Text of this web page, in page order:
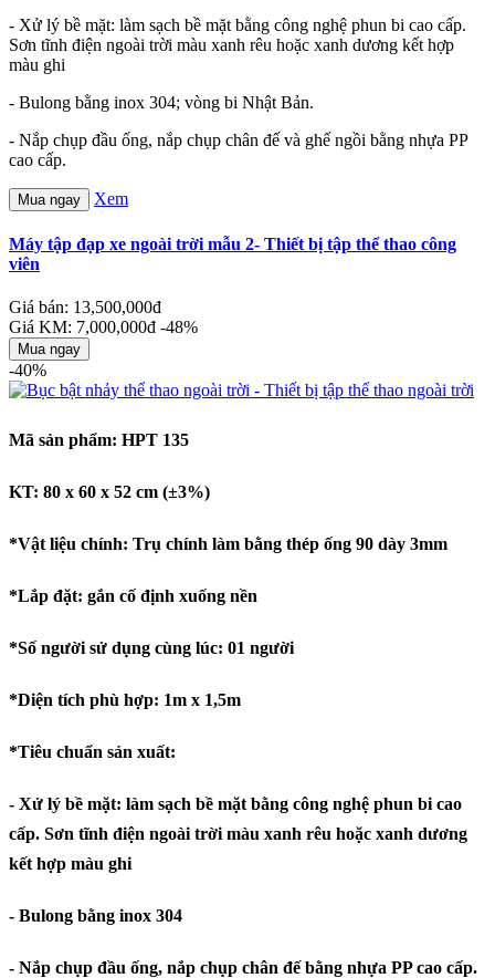
- Xử lý bề mặt: làm sạch bề mặt bằng công nghệ phun bi cao cấp.
Sơn tĩnh điện ngoài trời màu xanh rêu hoặc xanh dương kết hợp
màu ghi
- Bulong bằng inox 304; vòng bi Nhật Bản.
- Nắp chụp đầu ống, nắp chụp chân đế và ghế ngồi bằng nhựa PP
cao cấp.
Mua ngay Xem
Máy tập đạp xe ngoài trời mẫu 2- Thiết bị tập thể thao công
viên
Giá bán: 13,500,000đ
Giá KM: 7,000,000đ -48%
Mua ngay
-40%
Mã sản phẩm: HPT 135
KT: 80 x 60 x 52 cm (±3%)
*Vật liệu chính: Trụ chính làm bằng thép ống 90 dày 3mm
*Lắp đặt: gắn cố định xuống nền
*Số người sử dụng cùng lúc: 01 người
*Diện tích phù hợp: 1m x 1,5m
*Tiêu chuẩn sản xuất:
- Xử lý bề mặt: làm sạch bề mặt bằng công nghệ phun bi cao
cấp. Sơn tĩnh điện ngoài trời màu xanh rêu hoặc xanh dương
kết hợp màu ghi
- Bulong bằng inox 304
- Nắp chụp đầu ống, nắp chụp chân đế bằng nhựa PP cao cấp.